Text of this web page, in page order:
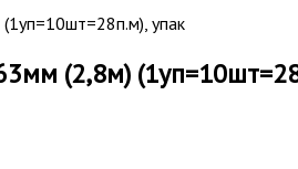
упак
(2,8м)